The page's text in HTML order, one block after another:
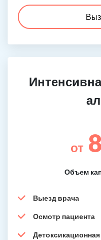
от
Объем
Выезд врача
Осмотр пациента